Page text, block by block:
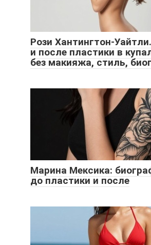
Рози Хантингтон-
и после пластики в
без макияжа, стиль,
Марина Мексика:
до пластики и после